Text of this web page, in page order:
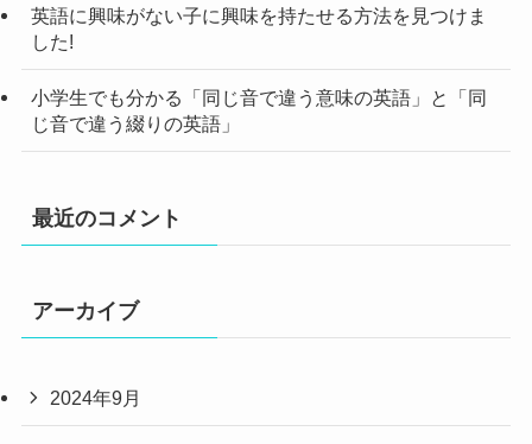
英語に興味がない子に興味を持たせる方法を見つけま
した!
小学生でも分かる「同じ音で違う意味の英語」と「同
じ音で違う綴りの英語」
最近のコメント
アーカイブ
2024年9月